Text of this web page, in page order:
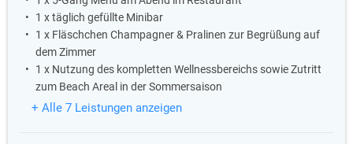
1 x täglich gefüllte Minibar
1 x Fläschchen Champagner & Pralinen zur Begrüßung auf
dem Zimmer
1 x Nutzung des kompletten Wellnessbereichs sowie Zutritt
zum Beach Areal in der Sommersaison
+ Alle 7 Leistungen anzeigen